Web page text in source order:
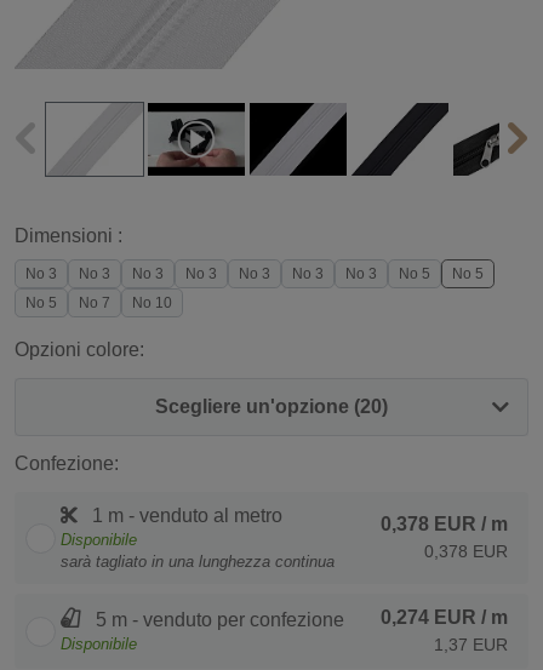
Dimensioni :
No 3 No 3 No 3 No 3 No 3 No 3 No 3 No 5
No 5
No 5
No 7 No 10
Opzioni colore:
Scegliere un'opzione (20)
Confezione:
1 m - venduto al metro
Disponibile
sarà tagliato in una lunghezza continua
0,378 EUR / m
0,378 EUR
5 m - venduto per confezione
Disponibile
0,274 EUR / m
1,37 EUR